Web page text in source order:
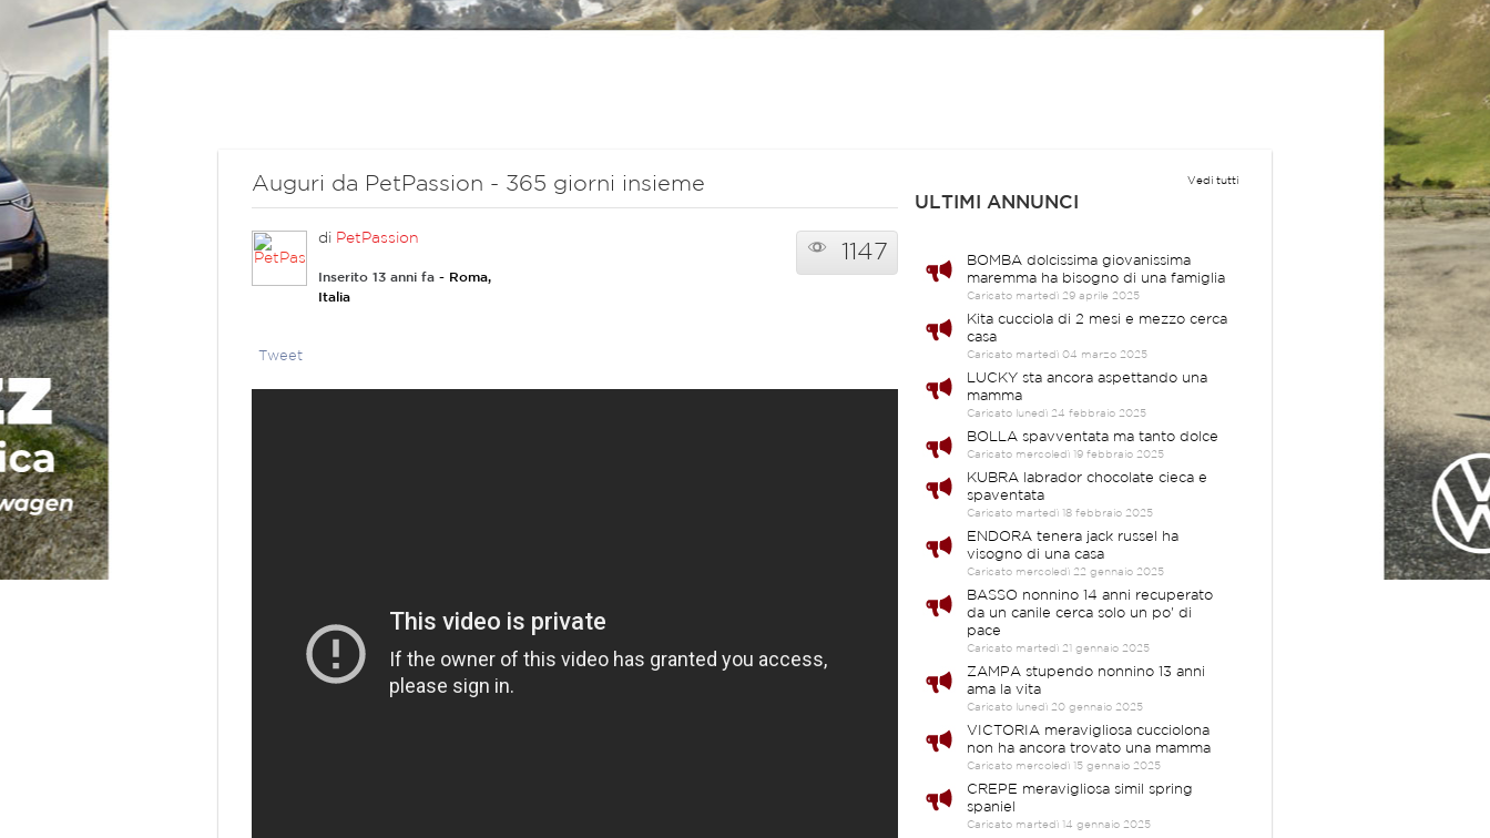
Auguri da PetPassion - 365 giorni insieme
di PetPassion
Inserito 13 anni fa - Roma,
Italia
1147
Tweet
ULTIMI ANNUNCI
Vedi tutti
BOMBA dolcissima giovanissima
maremma ha bisogno di una famiglia
Caricato martedì 29 aprile 2025
Kita cucciola di 2 mesi e mezzo cerca
casa
Caricato martedì 04 marzo 2025
LUCKY sta ancora aspettando una
mamma
Caricato lunedì 24 febbraio 2025
BOLLA spavventata ma tanto dolce
Caricato mercoledì 19 febbraio 2025
KUBRA labrador chocolate cieca e
spaventata
Caricato martedì 18 febbraio 2025
ENDORA tenera jack russel ha
visogno di una casa
Caricato mercoledì 22 gennaio 2025
BASSO nonnino 14 anni recuperato
da un canile cerca solo un po' di
pace
Caricato martedì 21 gennaio 2025
ZAMPA stupendo nonnino 13 anni
ama la vita
Caricato lunedì 20 gennaio 2025
VICTORIA meravigliosa cucciolona
non ha ancora trovato una mamma
Caricato mercoledì 15 gennaio 2025
CREPE meravigliosa simil spring
spaniel
Caricato martedì 14 gennaio 2025